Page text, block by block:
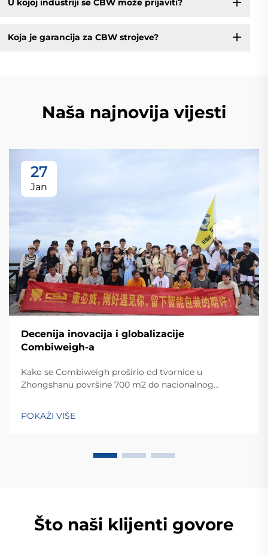
U kojoj industriji se CBW može prijaviti?
Koja je garancija za CBW strojeve?
Naša najnovija vijesti
27
Jan
Decenija inovacija i globalizacije
Combiweigh-a
Kako se Combiweigh proširio od tvornice u
Zhongshanu površine 700 m2 do nacionalnog
zemalja. Otkrijte njihova inteligentna rješenja za
tehtanjezažali globalnu konsultaciju OEM/ODM-a još
POKAŽI VIŠE
Što naši klijenti govore